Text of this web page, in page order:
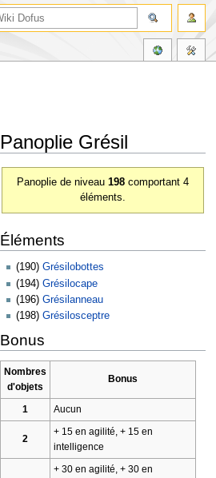
Panoplie Grésil
Panoplie de niveau198 comportant 4
éléments.
Éléments
(190)Grésilobottes
(194)Grésilocape
(196)Grésilanneau
(198)Grésilosceptre
Bonus
Nombres
d'objets
Bonus
1 Aucun
2
+ 15 en agilité, + 15 en
intelligence
+ 30 en agilité, + 30 en